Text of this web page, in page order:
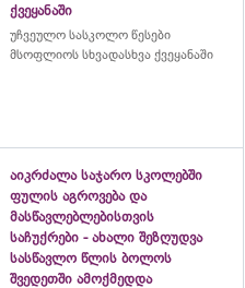
ქვეყანაში
უჩვეულო სასკოლო წესები
მსოფლიოს სხვადასხვა ქვეყანაში
აიკრძალა საჯარო სკოლებში
ფულის აგროვება და
მასწავლებლებისთვის
საჩუქრები - ახალი შეზღუდვა
სასწავლო წლის ბოლოს
შვედეთში ამოქმედდა